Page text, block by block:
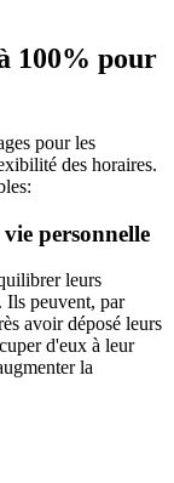
100% pour
pour les
des horaires.
personnelle
leurs
Ils peuvent, par
avoir déposé leurs
d'eux à leur
la